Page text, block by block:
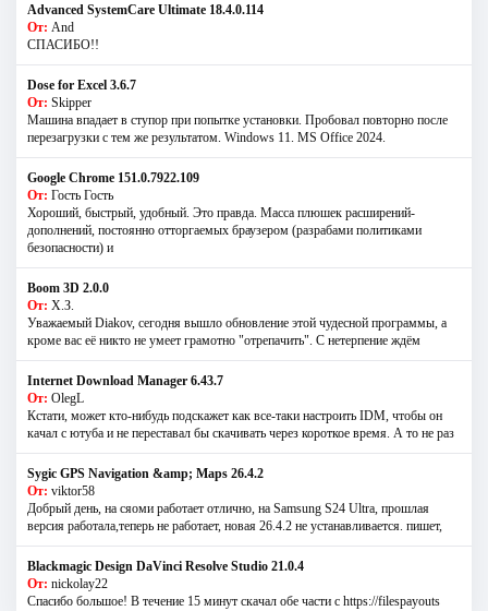
Advanced SystemCare Ultimate 18.4.0.114
От: And
СПАСИБО!!
Dose for Excel 3.6.7
От: Skipper
Машина впадает в ступор при попытке установки. Пробовал повторно после
перезагрузки с тем же результатом. Windows 11. MS Offiсe 2024.
Google Chrome 151.0.7922.109
От: Гость Гость
Хороший, быстрый, удобный. Это правда. Масса плюшек расширений-
дополнений, постоянно отторгаемых браузером (разрабами политиками
безопасности) и
Boom 3D 2.0.0
От: Х.З.
Уважаемый Diakov, сегодня вышло обновление этой чудесной программы, а
кроме вас её никто не умеет грамотно "отрепачить". С нетерпение ждём
Internet Download Manager 6.43.7
От: OlegL
Кстати, может кто-нибудь подскажет как все-таки настроить IDM, чтобы он
качал с ютуба и не переставал бы скачивать через короткое время. А то не раз
Sygic GPS Navigation &amp; Maps 26.4.2
От: viktor58
Добрый день, на сяоми работает отлично, на Samsung S24 Ultra, прошлая
версия работала,теперь не работает, новая 26.4.2 не устанавливается. пишет,
Blackmagic Design DaVinci Resolve Studio 21.0.4
От: nickolay22
Спасибо большое! В течение 15 минут скачал обе части с https://filespayouts